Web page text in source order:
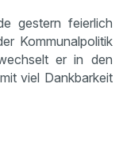
gestern feierlich
Kommunalpolitik
er in den
viel Dankbarkeit